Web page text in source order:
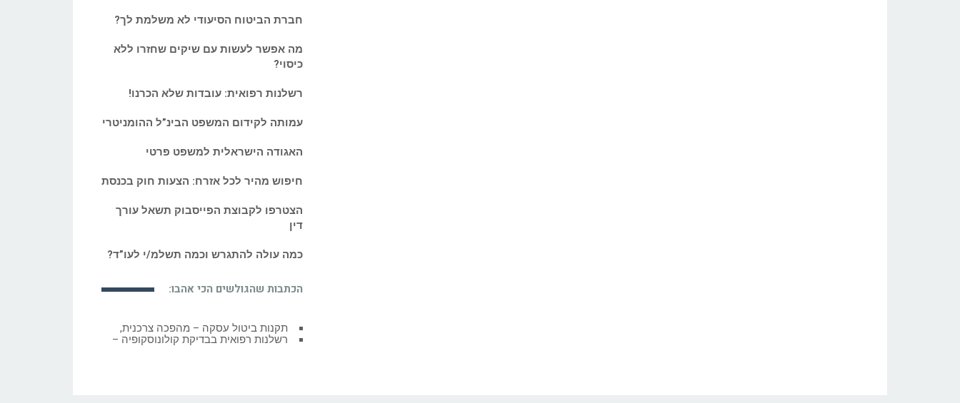
חברת הביטוח הסיעודי לא משלמת לך?
מה אפשר לעשות עם שיקים שחזרו ללא
כיסוי?
רשלנות רפואית: עובדות שלא הכרנו!
עמותה לקידום המשפט הבינ”ל ההומניטרי
האגודה הישראלית למשפט פרטי
חיפוש מהיר לכל אזרח: הצעות חוק בכנסת
הצטרפו לקבוצת הפייסבוק תשאל עורך
דין
כמה עולה להתגרש וכמה תשלמ/י לעו”ד?
הכתבות שהגולשים הכי אהבו:
רשלנות רפואית בבדיקת קולונוסקופיה –
פסק דין לדוגמא